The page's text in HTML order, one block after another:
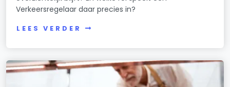
Verkeersregelaar daar precies in?
LEES VERDER